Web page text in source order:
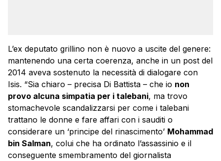
L’ex deputato grillino non è nuovo a uscite del genere:
mantenendo una certa coerenza, anche in un post del
2014 aveva sostenuto la necessità di dialogare con
Isis. “Sia chiaro – precisa Di Battista – che io non
provo alcuna simpatia per i talebani, ma trovo
stomachevole scandalizzarsi per come i talebani
trattano le donne e fare affari con i sauditi o
considerare un ‘principe del rinascimento’ Mohammad
bin Salman, colui che ha ordinato l’assassinio e il
conseguente smembramento del giornalista